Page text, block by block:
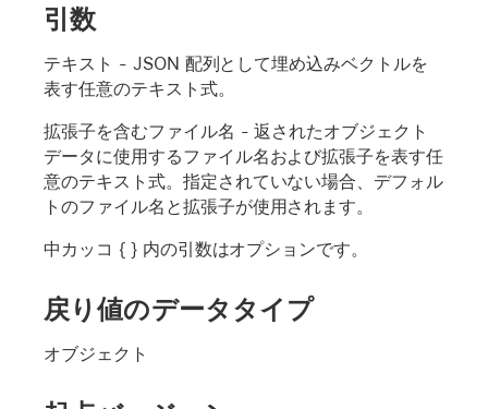
引数
テキスト - JSON 配列として埋め込みベクトルを
表す任意のテキスト式。
拡張子を含むファイル名 - 返されたオブジェクト
データに使用するファイル名および拡張子を表す任
意のテキスト式。指定されていない場合、デフォル
トのファイル名と拡張子が使用されます。
中カッコ { } 内の引数はオプションです。
戻り値のデータタイプ
オブジェクト